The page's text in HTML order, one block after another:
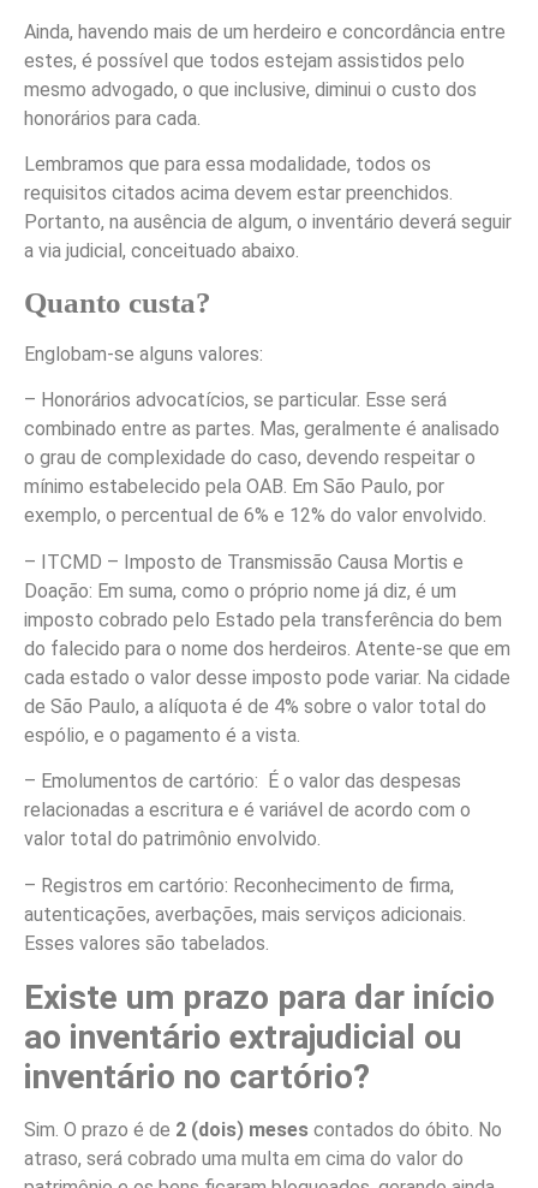
Ainda, havendo mais de um herdeiro e concordância entre
estes, é possível que todos estejam assistidos pelo
mesmo advogado, o que inclusive, diminui o custo dos
honorários para cada.
Lembramos que para essa modalidade, todos os
requisitos citados acima devem estar preenchidos.
Portanto, na ausência de algum, o inventário deverá seguir
a via judicial, conceituado abaixo.
Quanto custa?
Englobam-se alguns valores:
– Honorários advocatícios, se particular. Esse será
combinado entre as partes. Mas, geralmente é analisado
o grau de complexidade do caso, devendo respeitar o
mínimo estabelecido pela OAB. Em São Paulo, por
exemplo, o percentual de 6% e 12% do valor envolvido.
– ITCMD – Imposto de Transmissão Causa Mortis e
Doação: Em suma, como o próprio nome já diz, é um
imposto cobrado pelo Estado pela transferência do bem
do falecido para o nome dos herdeiros. Atente-se que em
cada estado o valor desse imposto pode variar. Na cidade
de São Paulo, a alíquota é de 4% sobre o valor total do
espólio, e o pagamento é a vista.
– Emolumentos de cartório: É o valor das despesas
relacionadas a escritura e é variável de acordo com o
valor total do patrimônio envolvido.
– Registros em cartório: Reconhecimento de firma,
autenticações, averbações, mais serviços adicionais.
Esses valores são tabelados.
Existe um prazo para dar início
ao inventário extrajudicial ou
inventário no cartório?
Sim. O prazo é de 2 (dois) meses contados do óbito. No
atraso, será cobrado uma multa em cima do valor do